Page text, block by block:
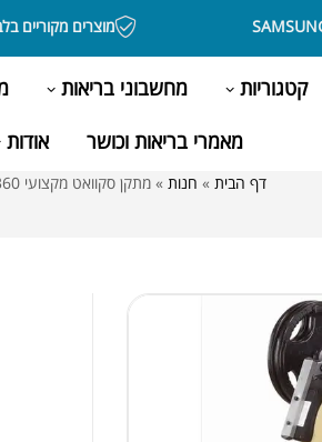
מוצרים מקוריים בלבד
קטגוריות מחשבוני בריאות
מאמרי בריאות וכושר
אודות
דף הבית » חנות »מתקן סקוואט מקצועי GSCL-360